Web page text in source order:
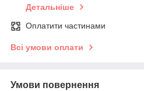
Детальніше
Оплатити частинами
Всі умови оплати
Умови повернення